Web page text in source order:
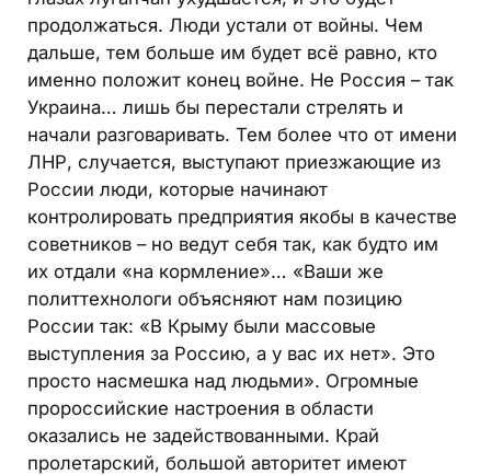
продолжаться. Люди устали от войны. Чем
дальше, тем больше им будет всё равно, кто
именно положит конец войне. Не Россия – так
Украина… лишь бы перестали стрелять и
начали разговаривать. Тем более что от имени
ЛНР, случается, выступают приезжающие из
России люди, которые начинают
контролировать предприятия якобы в качестве
советников – но ведут себя так, как будто им
их отдали «на кормление»… «Ваши же
политтехнологи объясняют нам позицию
России так: «В Крыму были массовые
выступления за Россию, а у вас их нет». Это
просто насмешка над людьми». Огромные
пророссийские настроения в области
оказались не задействованными. Край
пролетарский, большой авторитет имеют